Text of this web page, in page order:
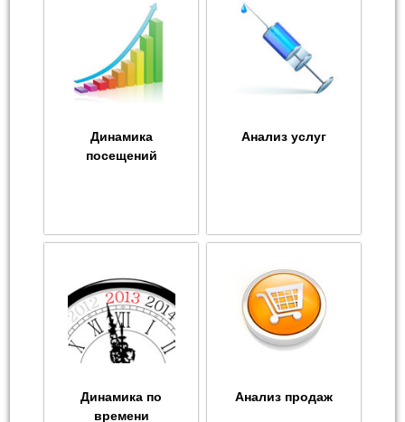
Динамика
посещений
Анализ услуг
Динамика по
времени
Анализ продаж